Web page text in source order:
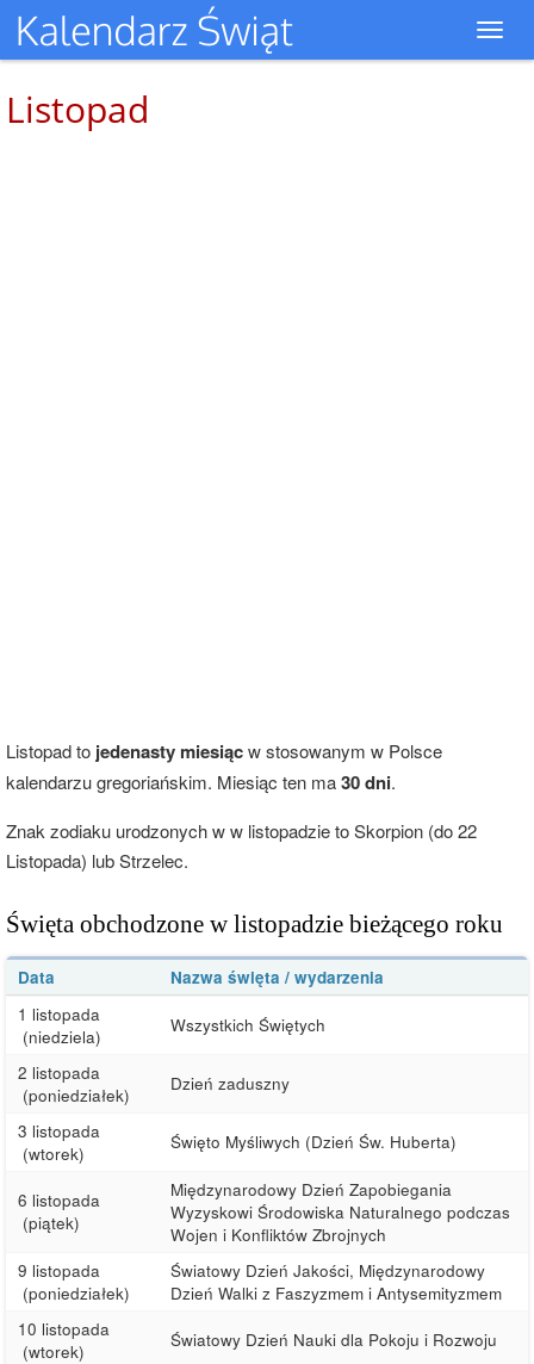
Listopad
Listopad to jedenasty miesiącw stosowanym w Polsce
kalendarzu gregoriańskim. Miesiąc ten ma30 dni.
Znak zodiaku urodzonych w w listopadzie to Skorpion (do 22
Listopada) lub Strzelec.
Święta obchodzone w listopadzie bieżącego roku
Data
Nazwa święta / wydarzenia
1 listopada
(niedziela)
Wszystkich Świętych
2 listopada
(poniedziałek)
Dzień zaduszny
3 listopada
(wtorek)
Święto Myśliwych (Dzień Św. Huberta)
6 listopada
(piątek)
Międzynarodowy Dzień Zapobiegania
Wyzyskowi Środowiska Naturalnego podczas
Wojen i Konfliktów Zbrojnych
9 listopada
(poniedziałek)
Światowy Dzień Jakości, Międzynarodowy
Dzień Walki z Faszyzmem i Antysemityzmem
10 listopada
(wtorek)
Światowy Dzień Nauki dla Pokoju i Rozwoju